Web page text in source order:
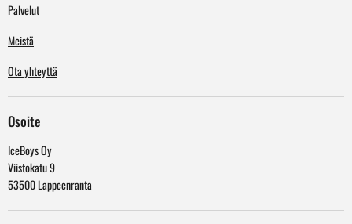
Palvelut
Meistä
Ota yhteyttä
Osoite
IceBoys Oy
Viistokatu 9
53500 Lappeenranta